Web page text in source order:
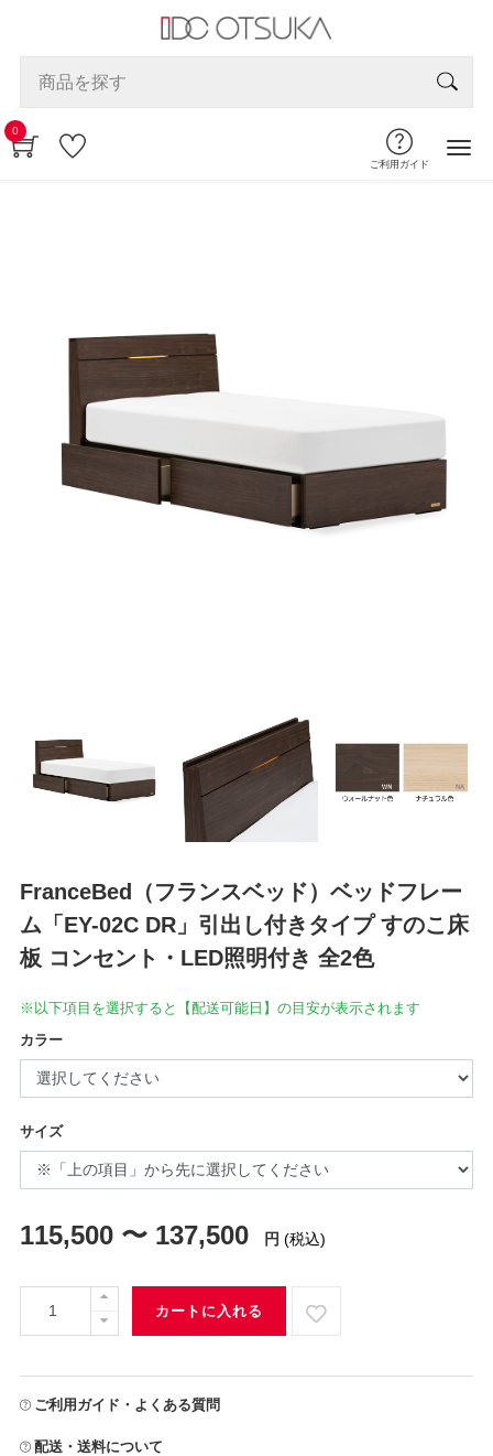
0
ご利用ガイド
FranceBed（フランスベッド）ベッドフレー
ム「EY-02C DR」引出し付きタイプ すのこ床
板 コンセント・LED照明付き 全2色
※以下項目を選択すると【配送可能日】の目安が表示されます
カラー
サイズ
115,500 〜 137,500 円 (税込)
カートに入れる
ご利用ガイド・よくある質問
配送・送料について